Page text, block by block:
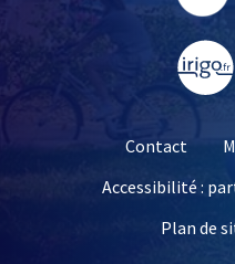
Contact
Accessibilité :
Plan de